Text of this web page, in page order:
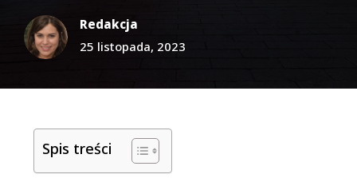
Redakcja
25 listopada, 2023
Spis treści